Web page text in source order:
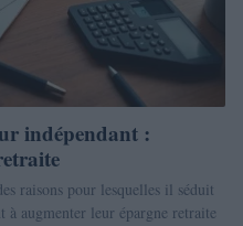
indépendant :
raisons pour lesquelles il séduit
à augmenter leur épargne retraite